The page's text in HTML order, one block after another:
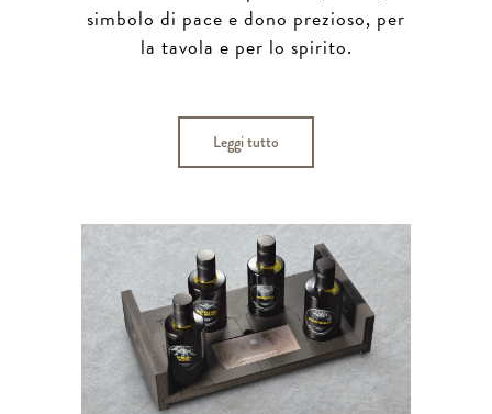
simbolo di pace e dono prezioso, per
la tavola e per lo spirito.
Leggi tutto